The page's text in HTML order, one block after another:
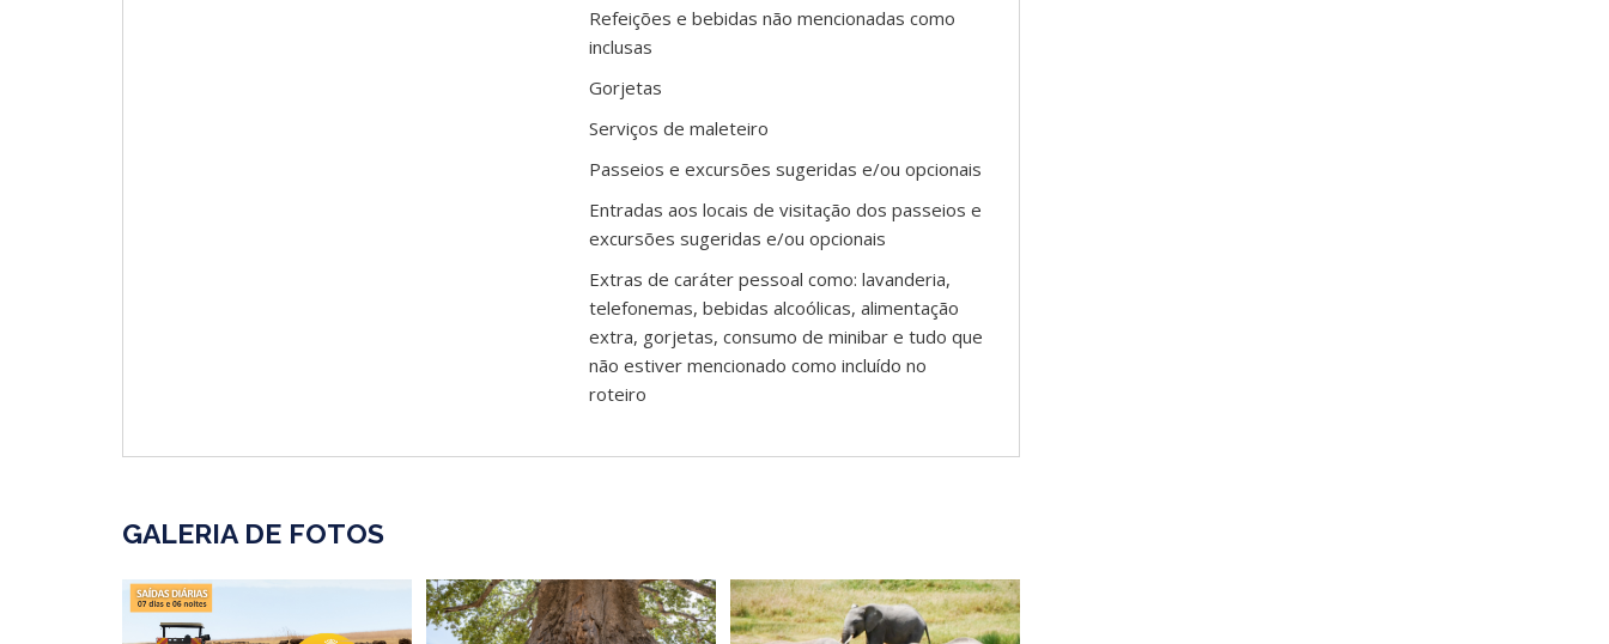
Refeições e bebidas não mencionadas como
inclusas
Gorjetas
Serviços de maleteiro
Passeios e excursões sugeridas e/ou opcionais
Entradas aos locais de visitação dos passeios e
excursões sugeridas e/ou opcionais
Extras de caráter pessoal como: lavanderia,
telefonemas, bebidas alcoólicas, alimentação
extra, gorjetas, consumo de minibar e tudo que
não estiver mencionado como incluído no
roteiro
GALERIA DE FOTOS